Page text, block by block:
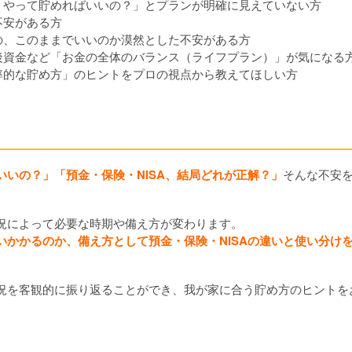
って貯めればいいの？」とプランが明確に見えていない方
がある方
このままでいいのか漠然とした不安がある方
金など「お金の全体のバランス（ライフプラン）」が気になる
な貯め方」のヒントをプロの視点から教えてほしい方
の？」「預金・保険・NISA、結局どれが正解？」 そんな不安を
よって必要な時期や備え方が変わります。
かかるのか、備え方として預金・保険・NISAの違いと使い分け
客観的に振り返ることができ、我が家に合う貯め方のヒントを